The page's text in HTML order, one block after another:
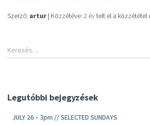
Szerző: artur | Közzétéve: 2 évtelt el a közzététel
Keresés…
Legutóbbi bejegyzések
JULY 26 – 3pm // SELECTED SUNDAYS